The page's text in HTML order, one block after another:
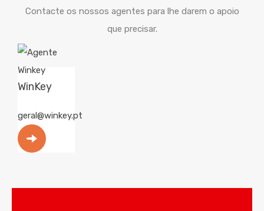
Contacte os nossos agentes para lhe darem o apoio
que precisar.
WinKey
geral@winkey.pt